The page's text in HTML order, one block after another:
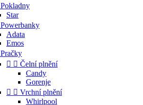
Pokladny
Star
Powerbanky
Adata
Emos
Pračky
  Čelní plnění
Candy
Gorenje
  Vrchní plnění
Whirlpool